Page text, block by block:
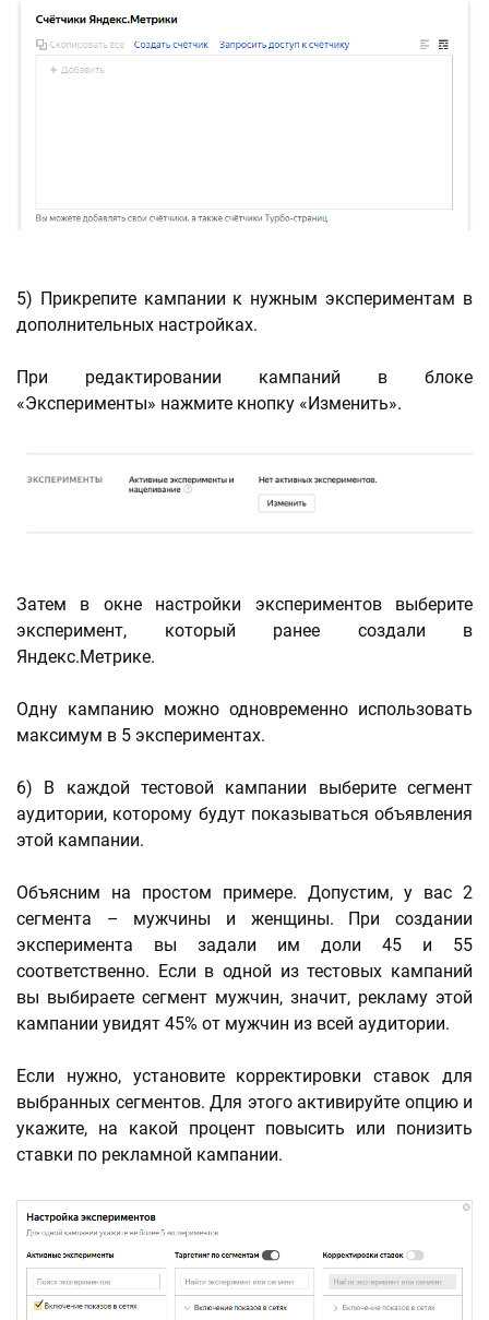
5) Прикрепите кампании к нужным экспериментам в
дополнительных настройках.
При редактировании кампаний в блоке
«Эксперименты» нажмите кнопку «Изменить».
Затем в окне настройки экспериментов выберите
эксперимент, который ранее создали в
Яндекс.Метрике.
Одну кампанию можно одновременно использовать
максимум в 5 экспериментах.
6) В каждой тестовой кампании выберите сегмент
аудитории, которому будут показываться объявления
этой кампании.
Объясним на простом примере. Допустим, у вас 2
сегмента – мужчины и женщины. При создании
эксперимента вы задали им доли 45 и 55
соответственно. Если в одной из тестовых кампаний
вы выбираете сегмент мужчин, значит, рекламу этой
кампании увидят 45% от мужчин из всей аудитории.
Если нужно, установите корректировки ставок для
выбранных сегментов. Для этого активируйте опцию и
укажите, на какой процент повысить или понизить
ставки по рекламной кампании.